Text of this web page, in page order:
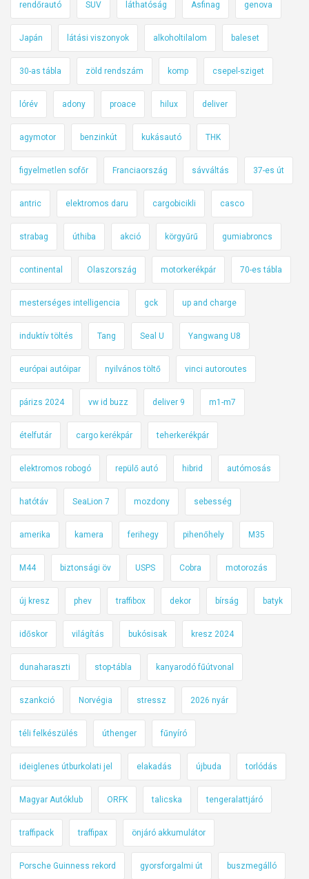
rendőrautó SUV láthatóság Asfinag genova
Japán látási viszonyok alkoholtilalom baleset
30-as tábla zöld rendszám komp csepel-sziget
lórév adony proace hilux deliver
agymotor benzinkút kukásautó THK
figyelmetlen sofőr Franciaország sávváltás 37-es út
antric elektromos daru cargobicikli casco
strabag úthiba akció körgyűrű gumiabroncs
continental Olaszország motorkerékpár 70-es tábla
mesterséges intelligencia gck up and charge
induktív töltés Tang Seal U Yangwang U8
európai autóipar nyilvános töltő vinci autoroutes
párizs 2024 vw id buzz deliver 9 m1-m7
ételfutár cargo kerékpár teherkerékpár
elektromos robogó repülő autó hibrid autómosás
hatótáv SeaLion 7 mozdony sebesség
amerika kamera ferihegy pihenőhely M35
M44 biztonsági öv USPS Cobra motorozás
új kresz phev traffibox dekor bírság batyk
időskor világítás bukósisak kresz 2024
dunaharaszti stop-tábla kanyarodó fűútvonal
szankció Norvégia stressz 2026 nyár
téli felkészülés úthenger fűnyíró
ideiglenes útburkolati jel elakadás újbuda torlódás
Magyar Autóklub ORFK talicska tengeralattjáró
traffipack traffipax önjáró akkumulátor
Porsche Guinness rekord gyorsforgalmi út buszmegálló